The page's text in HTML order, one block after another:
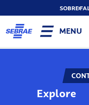
SOBRE
MENU
Explore